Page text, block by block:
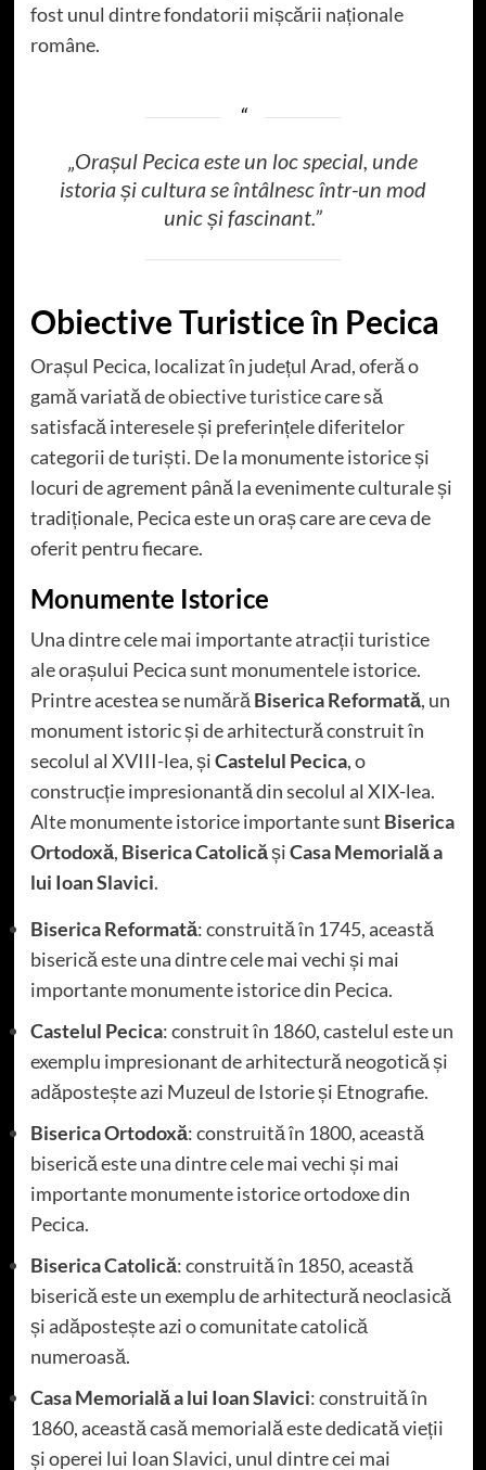
fost unul dintre fondatorii mișcării naționale
române.
„Orașul Pecica este un loc special, unde
istoria și cultura se întâlnesc într-un mod
unic și fascinant.”
Obiective Turistice în Pecica
Orașul Pecica, localizat în județul Arad, oferă o
gamă variată deobiective turisticecare să
satisfacă interesele și preferințele diferitelor
categorii de turiști. De la monumente istorice și
locuri de agrement până la evenimente culturale și
tradiționale, Pecica este un oraș care are ceva de
oferit pentru fiecare.
Monumente Istorice
Una dintre cele mai importante atracții turistice
ale orașului Pecica sunt monumentele istorice.
Printre acestea se numără Biserica Reformată, un
monument istoric și de arhitectură construit în
secolul al XVIII-lea, șiCastelul Pecica, o
construcție impresionantă din secolul al XIX-lea.
Alte monumente istorice importante sunt Biserica
Ortodoxă, Biserica CatolicășiCasa Memorială a
lui Ioan Slavici.
Biserica Reformată: construită în 1745, această
biserică este una dintre cele mai vechi și mai
importante monumente istorice din Pecica.
Castelul Pecica: construit în 1860, castelul este un
exemplu impresionant de arhitectură neogotică și
adăpostește azi Muzeul de Istorie și Etnografie.
Biserica Ortodoxă: construită în 1800, această
biserică este una dintre cele mai vechi și mai
importante monumente istorice ortodoxe din
Pecica.
Biserica Catolică: construită în 1850, această
biserică este un exemplu de arhitectură neoclasică
și adăpostește azi o comunitate catolică
numeroasă.
Casa Memorială a lui Ioan Slavici: construită în
1860, această casă memorială este dedicată vieții
și operei lui Ioan Slavici, unul dintre cei mai